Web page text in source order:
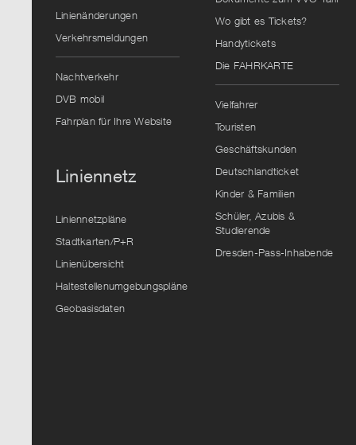
Linienänderungen
Verkehrsmeldungen
Nachtverkehr
DVB mobil
Fahrplan für Ihre Website
Liniennetz
Liniennetzpläne
Stadtkarten/P+R
Linienübersicht
Haltestellenumgebungspläne
Geobasisdaten
Wo gibt es Tickets?
Handytickets
Die FAHRKARTE
Vielfahrer
Touristen
Geschäftskunden
Deutschlandticket
Kinder & Familien
Schüler, Azubis &
Studierende
Dresden-Pass-Inhabende